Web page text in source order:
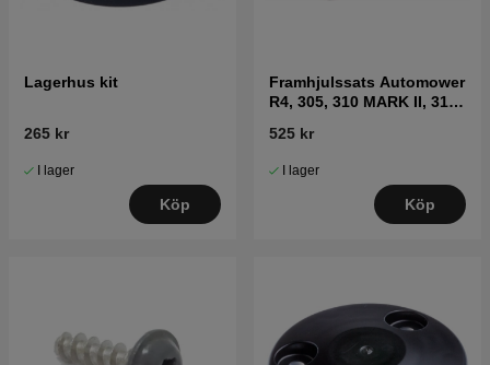
Lagerhus kit
265 kr
I lager
Köp
Framhjulssats Automower
R4, 305, 310 MARK II, 315
525 kr
I lager
Köp